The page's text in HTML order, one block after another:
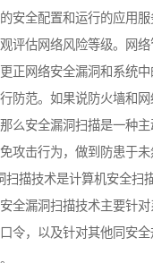
安全配置和运行的应用
评估网络风险等级。网
正网络安全漏洞和系统
防范。如果说防火墙和
么安全漏洞扫描是一种
攻击行为，做到防患于未
扫描技术是计算机安全扫
全漏洞扫描技术主要针
令，以及针对其他同安